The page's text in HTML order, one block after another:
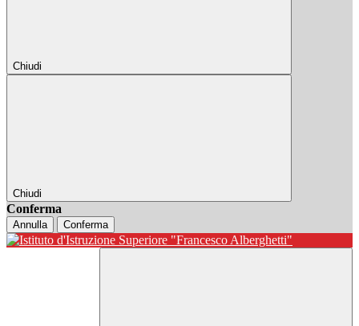
Chiudi
Chiudi
Conferma
Annulla Conferma